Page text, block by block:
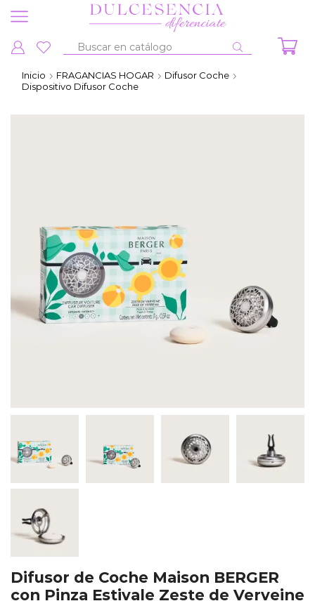
Entrada
búsqueda
Inicio FRAGANCIAS HOGAR
Difusor Coche
Dispositivo Difusor Coche
Difusor de Coche Maison BERGER
con Pinza Estivale Zeste de Verveine